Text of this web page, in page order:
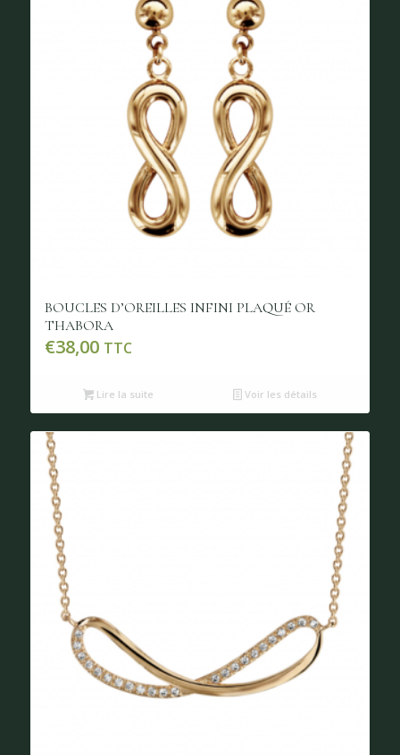
BOUCLES D’OREILLES INFINI PLAQUÉ OR
THABORA
€38,00 TTC
Lire la suite Voir les détails